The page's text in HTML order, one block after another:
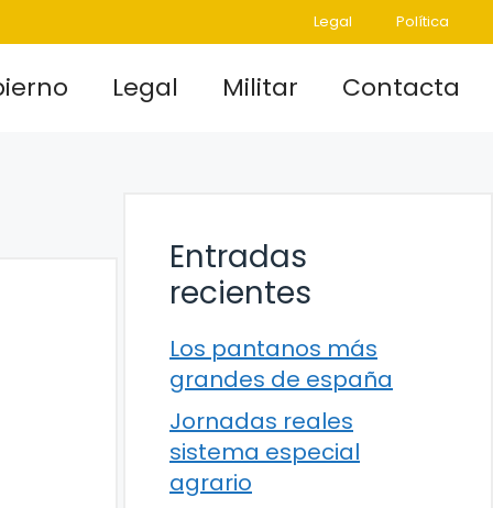
Legal Política
Legal Militar Contacta
Entradas
recientes
Los pantanos más
grandes de españa
Jornadas reales
sistema especial
agrario